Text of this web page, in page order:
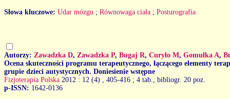
Słowa kluczowe: Udar mózgu ; Równowaga ciała ; Posturografia
Autorzy: Zawadzka D, Zawadzka P, Bugaj R, Curyło M, Gomułka A,
Ocena skuteczności programu terapeutycznego, łączącego elementy
grupie dzieci autystycznych. Doniesienie wstępne
Fizjoterapia Polska 2012 : 12 (4)
, 405-416 ; 4 tab., bibliogr. 20 poz.
p-ISSN: 1642-0136